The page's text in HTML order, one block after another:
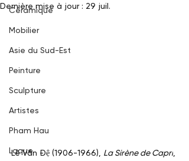
Céramique
Mobilier
Asie du Sud-Est
Peinture
Sculpture
Artistes
Pham Hau
Laque
Dernière mise à jour : 29 juil.
Lê Văn Đệ (1906-1966), La Sirène de Capri